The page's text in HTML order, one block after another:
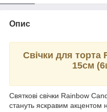
Опис
Свічки для торта
15см
Святкові свічки Rainbow
стануть яскравим акцентом